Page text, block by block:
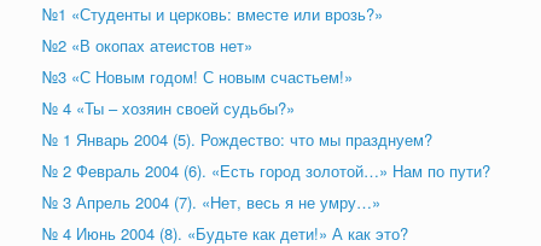
№1 «Студенты и церковь: вместе или врозь?»
№2 «В окопах атеистов нет»
№3 «С Новым годом! С новым счастьем!»
№ 4 «Ты – хозяин своей судьбы?»
№ 1 Январь 2004 (5). Рождество: что мы празднуем?
№ 2 Февраль 2004 (6). «Есть город золотой…» Нам по пути?
№ 3 Апрель 2004 (7). «Нет, весь я не умру…»
№ 4 Июнь 2004 (8). «Будьте как дети!» А как это?